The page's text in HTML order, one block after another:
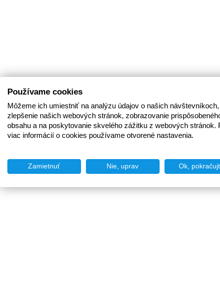
Používame cookies
Môžeme ich umiestniť na analýzu údajov o našich
zlepšenie našich webových stránok, zobrazovanie
obsahu a na poskytovanie skvelého zážitku z webových stránok.
viac informácií o cookies používame otvorené nastavenia.
Zamietnuť Nie, uprav Ok,